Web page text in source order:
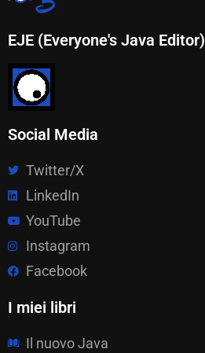
EJE (Everyone's Java Editor)
Social Media
Twitter/X
LinkedIn
YouTube
Instagram
Facebook
I miei libri
Il nuovo Java